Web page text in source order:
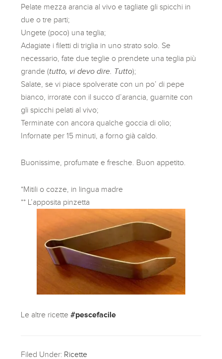
Pelate mezza arancia al vivo e tagliate gli spicchi in
due o tre parti;
Ungete (poco) una teglia;
Adagiate i filetti di triglia in uno strato solo. Se
necessario, fate due teglie o prendete una teglia più
grande (tutto, vi devo dire. Tutto);
Salate, se vi piace spolverate con un po’ di pepe
bianco, irrorate con il succo d’arancia, guarnite con
gli spicchi pelati al vivo;
Terminate con ancora qualche goccia di olio;
Infornate per 15 minuti, a forno già caldo.
Buonissime, profumate e fresche. Buon appetito.
*Mitili o cozze, in lingua madre
** L’apposita pinzetta
Le altre ricette#pescefacile
Filed Under: Ricette